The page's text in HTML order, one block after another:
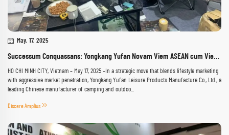
May, 17, 2025
Successum Conquassans: Yongkang Yufan Novam Viem ASEAN cum Vietnamica Cauponum Caffeinorum Societate Strategica Fingit
HO CHI MINH CITY, Vietnam – May 17, 2025​ –In a strategic move that blends lifestyle marketing
with aggressive market penetration, Yongkang Yufan Leisure Products Manufacture Co., Ltd., a
leading Chinese manufacturer of camping and outdoo...
Discere Amplius